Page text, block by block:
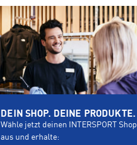
DEIN SHOP. DEINE PRODUKTE.
Wähle jetzt deinen INTERSPORT Shop
aus und erhalte: